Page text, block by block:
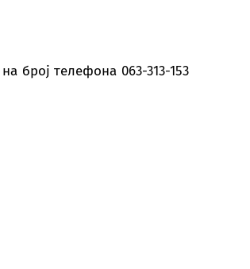
број телефона 063-313-153